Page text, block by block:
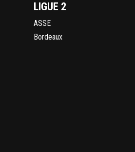
LIGUE 2
ASSE
Bordeaux